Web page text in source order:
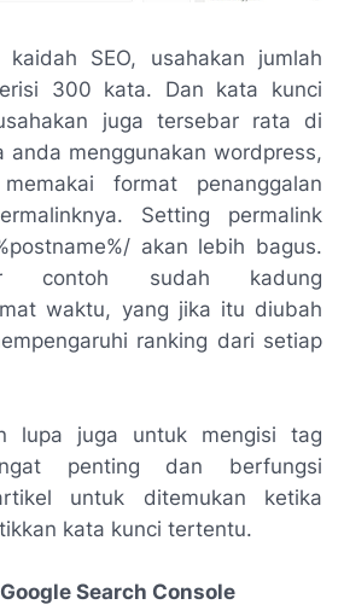
kaidah SEO, usahakan jumlah
300 kata. Dan kata kunci
juga tersebar rata di
anda menggunakan wordpress,
format penanggalan
Setting permalink
akan lebih bagus.
contoh sudah kadung
waktu, yang jika itu diubah
ranking dari setiap
lupa juga untuk mengisi tag
penting dan berfungsi
untuk ditemukan ketika
kata kunci tertentu.
Search Console